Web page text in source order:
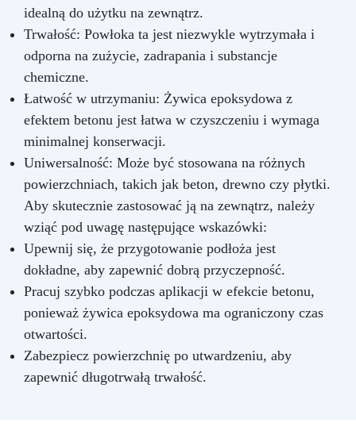
idealną do użytku na zewnątrz.
Trwałość: Powłoka ta jest niezwykle wytrzymała i
odporna na zużycie, zadrapania i substancje
chemiczne.
Łatwość w utrzymaniu: Żywica epoksydowa z
efektem betonu jest łatwa w czyszczeniu i wymaga
minimalnej konserwacji.
Uniwersalność: Może być stosowana na różnych
powierzchniach, takich jak beton, drewno czy płytki.
Aby skutecznie zastosować ją na zewnątrz, należy
wziąć pod uwagę następujące wskazówki:
Upewnij się, że przygotowanie podłoża jest
dokładne, aby zapewnić dobrą przyczepność.
Pracuj szybko podczas aplikacji w efekcie betonu,
ponieważ żywica epoksydowa ma ograniczony czas
otwartości.
Zabezpiecz powierzchnię po utwardzeniu, aby
zapewnić długotrwałą trwałość.